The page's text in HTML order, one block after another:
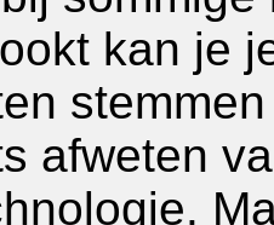
kan je
afweten